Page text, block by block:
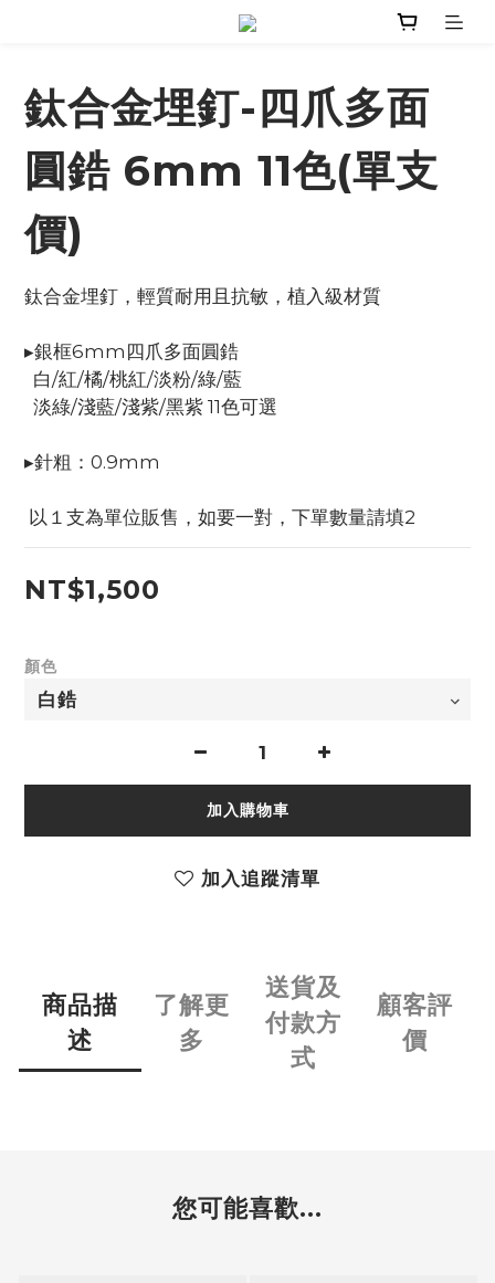
鈦合金埋釘-四爪多面
圓鋯 6mm 11色(單支
價)
鈦合金埋釘，輕質耐用且抗敏，植入級材質
▸銀框6mm四爪多面圓鋯
  白/紅/橘/桃紅/淡粉/綠/藍
  淡綠/淺藍/淺紫/黑紫 11色可選
▸針粗：0.9mm
以１支為單位販售，如要一對，下單數量請填2
NT$1,500
顏色
加入購物車
加入追蹤清單
商品描
述
了解更
多
送貨及
付款方
式
顧客評
價
您可能喜歡...